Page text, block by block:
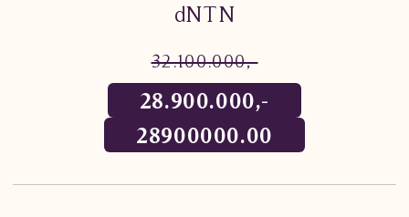
dNTN
32.100.000,-
28.900.000,-
28900000.00